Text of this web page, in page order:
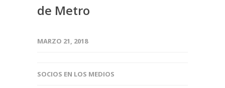
de Metro
MARZO 21, 2018
SOCIOS EN LOS MEDIOS